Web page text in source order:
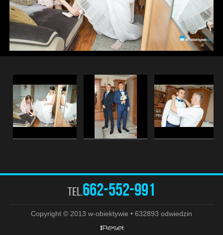
tel.662-552-991
Copyright © 2013 w-obiektywie • 632893 odwiedzin